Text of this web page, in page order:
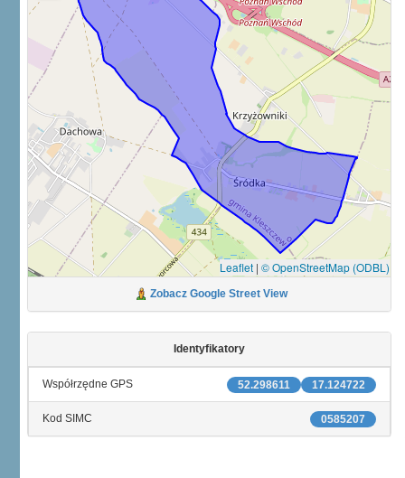
Leaflet | © OpenStreetMap (ODBL)
Zobacz Google Street View
Identyfikatory
17.124722
52.298611
Współrzędne GPS
0585207
Kod SIMC